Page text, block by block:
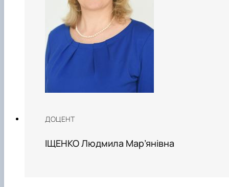
ДОЦЕНТ
ІЩЕНКО Людмила Мар’янівна